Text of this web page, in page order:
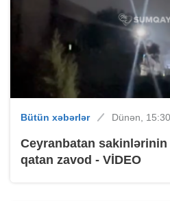
Bütün xəbərlər Dünən, 15:30
Ceyranbatan
qatan zavod - VİDEO